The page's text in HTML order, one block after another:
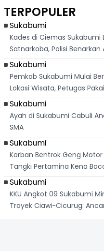
TERPOPULER
Sukabumi
Kades di Ciemas
Satnarkoba, Polisi Benarkan
Sukabumi
Pemkab Sukabumi Mulai
Lokasi Wisata, Petugas
Sukabumi
Ayah di Sukabumi Cabuli
SMA
Sukabumi
Korban Bentrok Geng
Tangki Pertamina Kena
Sukabumi
KKU Angkot 09 Sukabumi
Trayek Ciawi-Cicurug: